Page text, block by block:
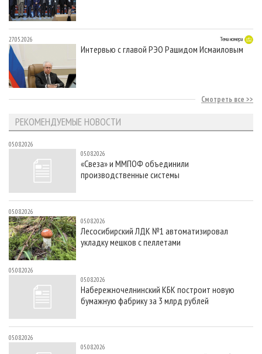
27.05.2026 Тема номера
Интервью с главой РЭО Рашидом Исмаиловым
Смотреть все
РЕКОМЕНДУЕМЫЕ НОВОСТИ
05.08.2026
05.08.2026
«Свеза» и ММПОФ объединили
производственные системы
05.08.2026
05.08.2026
Лесосибирский ЛДК №1 автоматизировал
укладку мешков с пеллетами
05.08.2026
05.08.2026
Набережночелнинский КБК построит новую
бумажную фабрику за 3 млрд рублей
05.08.2026
05.08.2026